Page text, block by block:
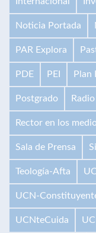
Noticia Portada
PAR Explora
PDE PEI Plan
Postgrado Radio
Rector en los
Sala de Prensa
Teología-Afta
UCN-
UCNteCuida